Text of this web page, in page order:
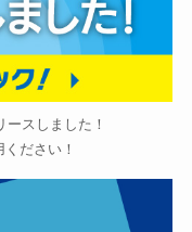
スしました！
ださい！